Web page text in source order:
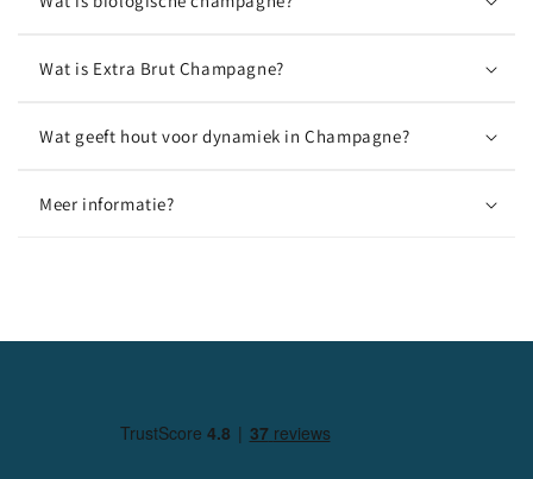
Wat is Extra Brut Champagne?
Wat geeft hout voor dynamiek in Champagne?
Meer informatie?